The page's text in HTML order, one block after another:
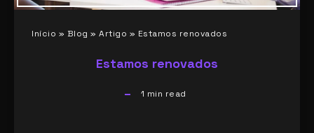
Início » Blog » Artigo » Estamos renovados
Estamos renovados
1 min read